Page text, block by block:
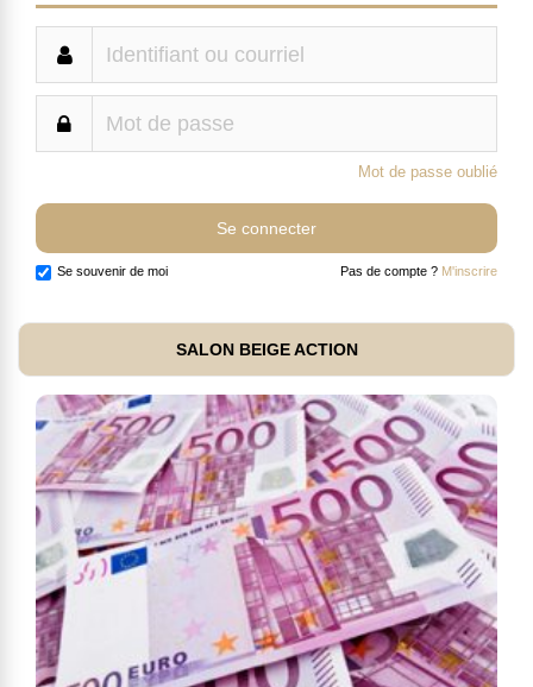
Mot de passe oublié
Se souvenir de moi Pas de compte ? M'inscrire
SALON BEIGE ACTION